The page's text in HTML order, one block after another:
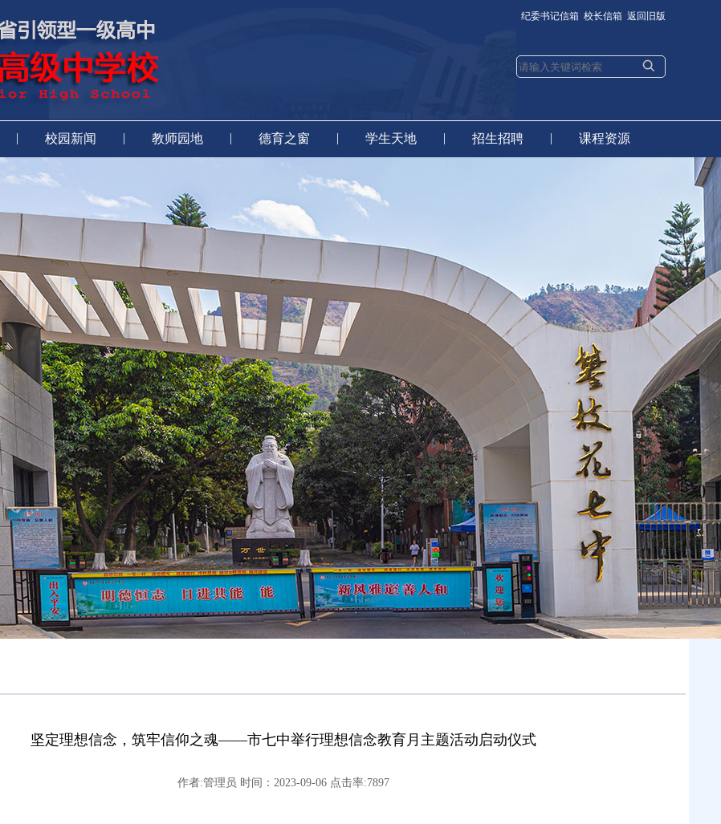
纪委书记信箱 校长信箱 返回旧版
| 校园新闻 | 教师园地 | 德育之窗 | 学生天地 | 招生招聘 | 课程资源
坚定理想信念，筑牢信仰之魂——市七中举行理想信念教育月主题活动启动仪式
作者:管理员 时间：2023-09-06 点击率:7897